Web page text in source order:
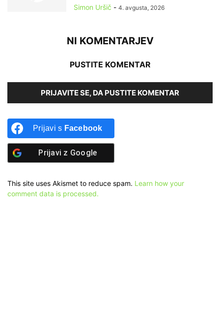
Simon Uršič - 4. avgusta, 2026
NI KOMENTARJEV
PUSTITE KOMENTAR
PRIJAVITE SE, DA PUSTITE KOMENTAR
Prijavi s Facebook
Prijavi z Google
This site uses Akismet to reduce spam. Learn how your
comment data is processed.